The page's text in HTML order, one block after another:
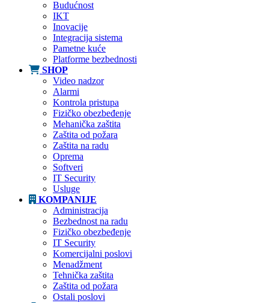
Budućnost
IKT
Inovacije
Integracija sistema
Pametne kuće
Platforme bezbednosti
SHOP
Video nadzor
Alarmi
Kontrola pristupa
Fizičko obezbeđenje
Mehanička zaštita
Zaštita od požara
Zaštita na radu
Oprema
Softveri
IT Security
Usluge
KOMPANIJE
Administracija
Bezbednost na radu
Fizičko obezbeđenje
IT Security
Komercijalni poslovi
Menadžment
Tehnička zaštita
Zaštita od požara
Ostali poslovi